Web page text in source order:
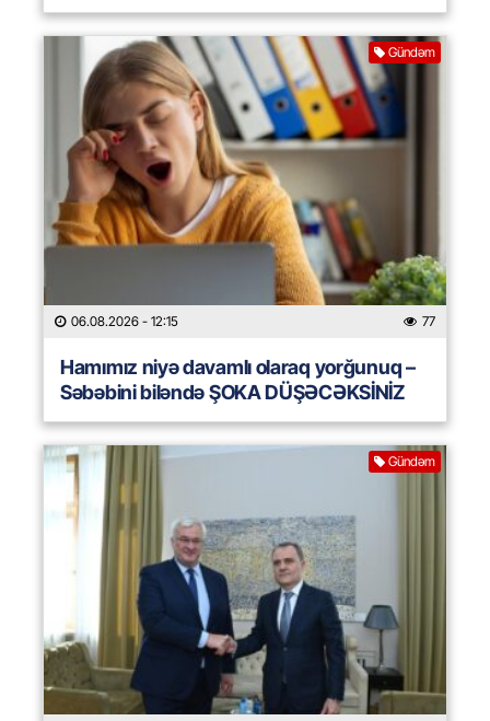
Gündəm
06.08.2026 - 12:15 77
Hamımız niyə davamlı olaraq yorğunuq –
Səbəbini biləndə ŞOKA DÜŞƏCƏKSİNİZ
Gündəm